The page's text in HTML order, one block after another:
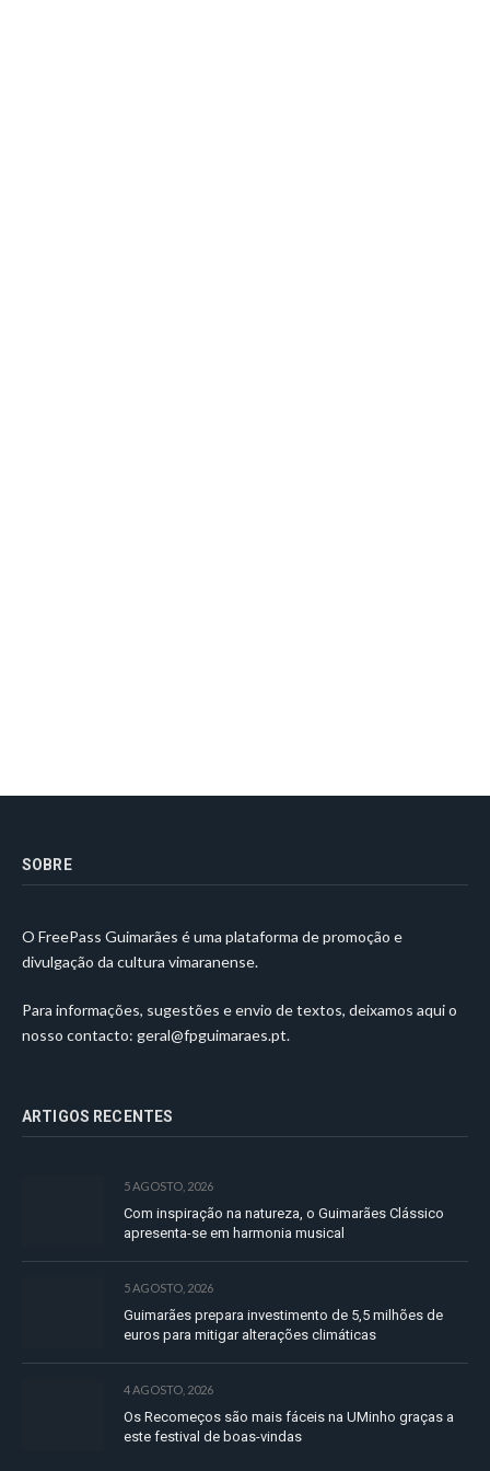
SOBRE
O FreePass Guimarães é uma plataforma de promoção e
divulgação da cultura vimaranense.
Para informações, sugestões e envio de textos, deixamos aqui o
nosso contacto: geral@fpguimaraes.pt.
ARTIGOS RECENTES
5 AGOSTO, 2026
Com inspiração na natureza, o Guimarães Clássico
apresenta-se em harmonia musical
5 AGOSTO, 2026
Guimarães prepara investimento de 5,5 milhões de
euros para mitigar alterações climáticas
4 AGOSTO, 2026
Os Recomeços são mais fáceis na UMinho graças a
este festival de boas-vindas